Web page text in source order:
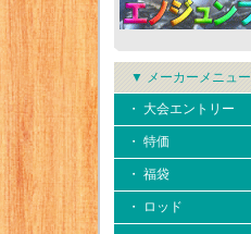
▼ メーカーメニュー
・ 大会エントリー
・ 特価
・ 福袋
・ ロッド